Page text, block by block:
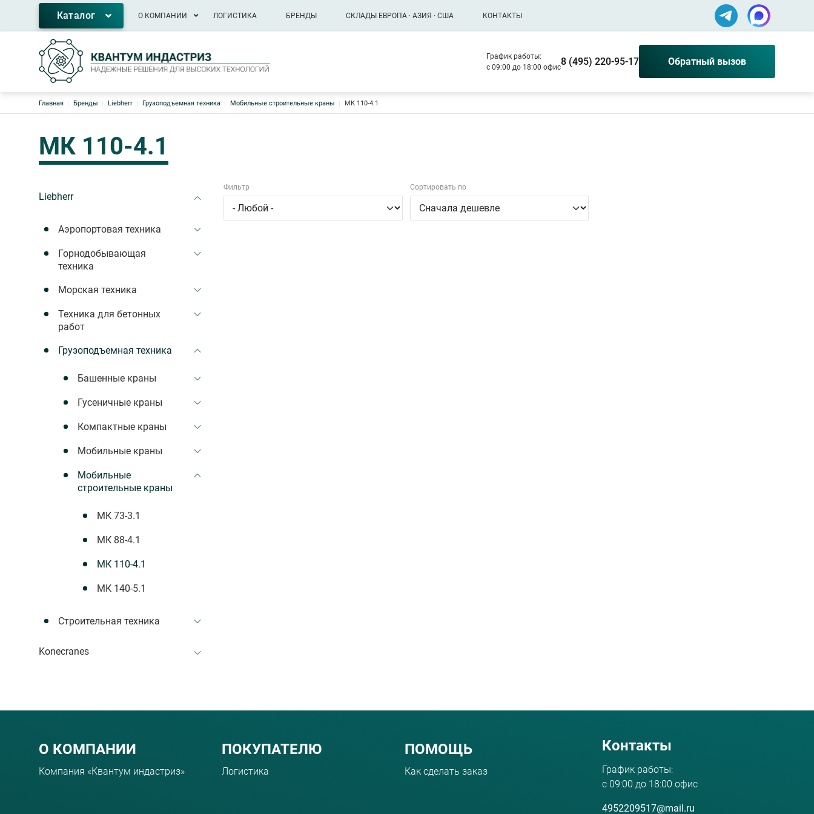
Основная навигация
Каталог О КОМПАНИИ ЛОГИСТИКА БРЕНДЫ СКЛАДЫ ЕВРОПА · АЗИЯ · США КОНТАКТЫ
График работы:
с 09:00 до 18:00 офис8 (495) 220-95-17 Обратный вызов
Строка навигации
Главная Бренды Liebherr Грузоподъемная техника Мобильные строительные краны МК 110-4.1
МК 110-4.1
Liebherr
Аэропортовая техника
Горнодобывающая
техника
Морская техника
Техника для бетонных
работ
Грузоподъемная техника
Башенные краны
Гусеничные краны
Компактные краны
Мобильные краны
Мобильные
строительные краны
МК 73-3.1
МК 88-4.1
МК 110-4.1
МК 140-5.1
Строительная техника
Konecranes
Фильтр Сортировать по
Menu footer
О КОМПАНИИ
Компания «Квантум индастриз»
ПОКУПАТЕЛЮ
Логистика
ПОМОЩЬ
Как сделать заказ
Контакты
График работы:
с 09:00 до 18:00 офис
4952209517@mail.ru